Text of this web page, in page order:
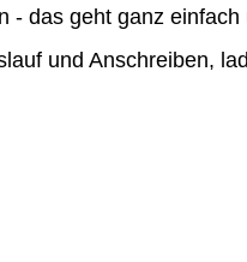
- das geht ganz
und Anschreiben,